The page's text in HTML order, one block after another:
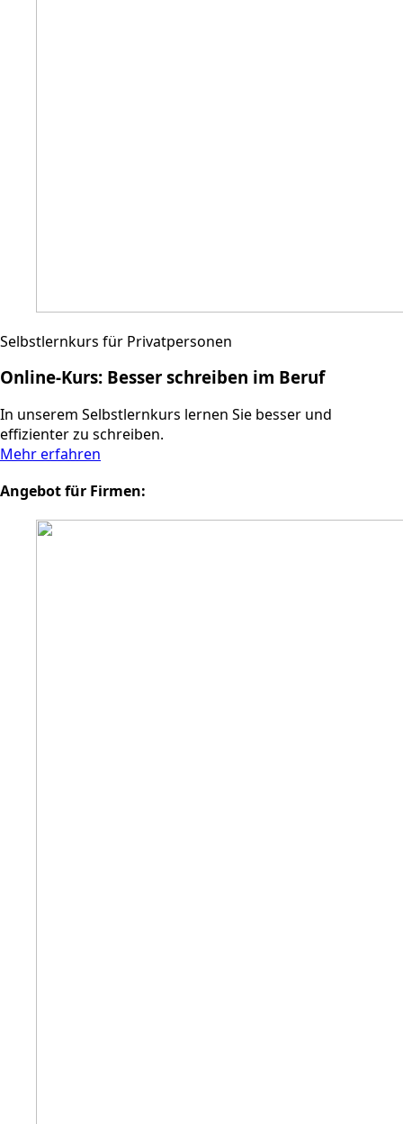
Selbstlernkurs für Privatpersonen
Online-Kurs: Besser schreiben im Beruf
In unserem Selbstlernkurs lernen Sie besser und
effizienter zu schreiben.
Mehr erfahren
Angebot für Firmen: